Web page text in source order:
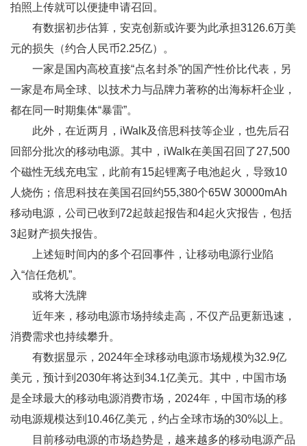
拍照上传就可以便捷申请召回。
有数据初步估算，安克创新或许要为此承担3126.6万美
元的损失（约合人民币2.25亿）。
一家是国内高校直接“点名封杀”的国产性价比代表，另
一家是布局全球、以技术力与品牌力著称的出海标杆企业，
都在同一时期集体“暴雷”。
此外，在近两月，iWalk及倍思科技等企业，也先后召
回部分批次的移动电源。其中，iWalk在美国召回了27,500
个磁性无线充电宝，此前有15起锂离子电池起火，导致10
人烧伤；倍思科技在美国召回约55,380个65W 30000mAh
移动电源，公司已收到72起鼓起报告和4起火灾报告，包括
3起财产损失报告。
上述短时间内的多个召回事件，让移动电源行业陷
入“信任危机”。
或将大洗牌
近年来，移动电源市场持续走高，不仅产品更新迅速，
消费需求也持续攀升。
有数据显示，2024年全球移动电源市场规模为32.9亿
美元，预计到2030年将达到34.1亿美元。其中，中国市场
是全球最大的移动电源消费市场，2024年，中国市场的移
动电源规模达到10.46亿美元，约占全球市场的30%以上。
目前移动电源的市场趋势是，越来越多的移动电源产品